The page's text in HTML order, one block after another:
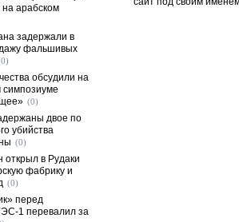
на арабском
задержали в
фальшивых
обсудили на
(0)
двое по
убийства
(0)
в Рудаки
фабрику и
(0)
перед
1 перевалил за